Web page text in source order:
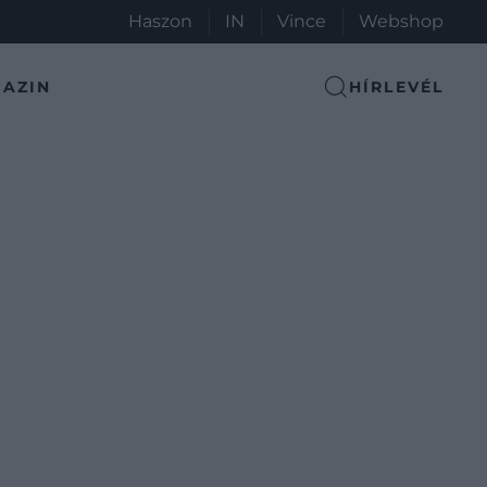
Haszon IN Vince Webshop
HÍRLEVÉL